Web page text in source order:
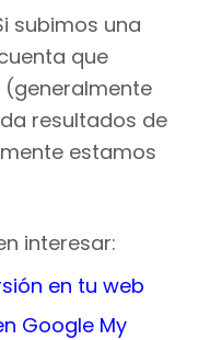
subimos una
que
(generalmente
resultados de
estamos
interesar:
en tu web
Google My